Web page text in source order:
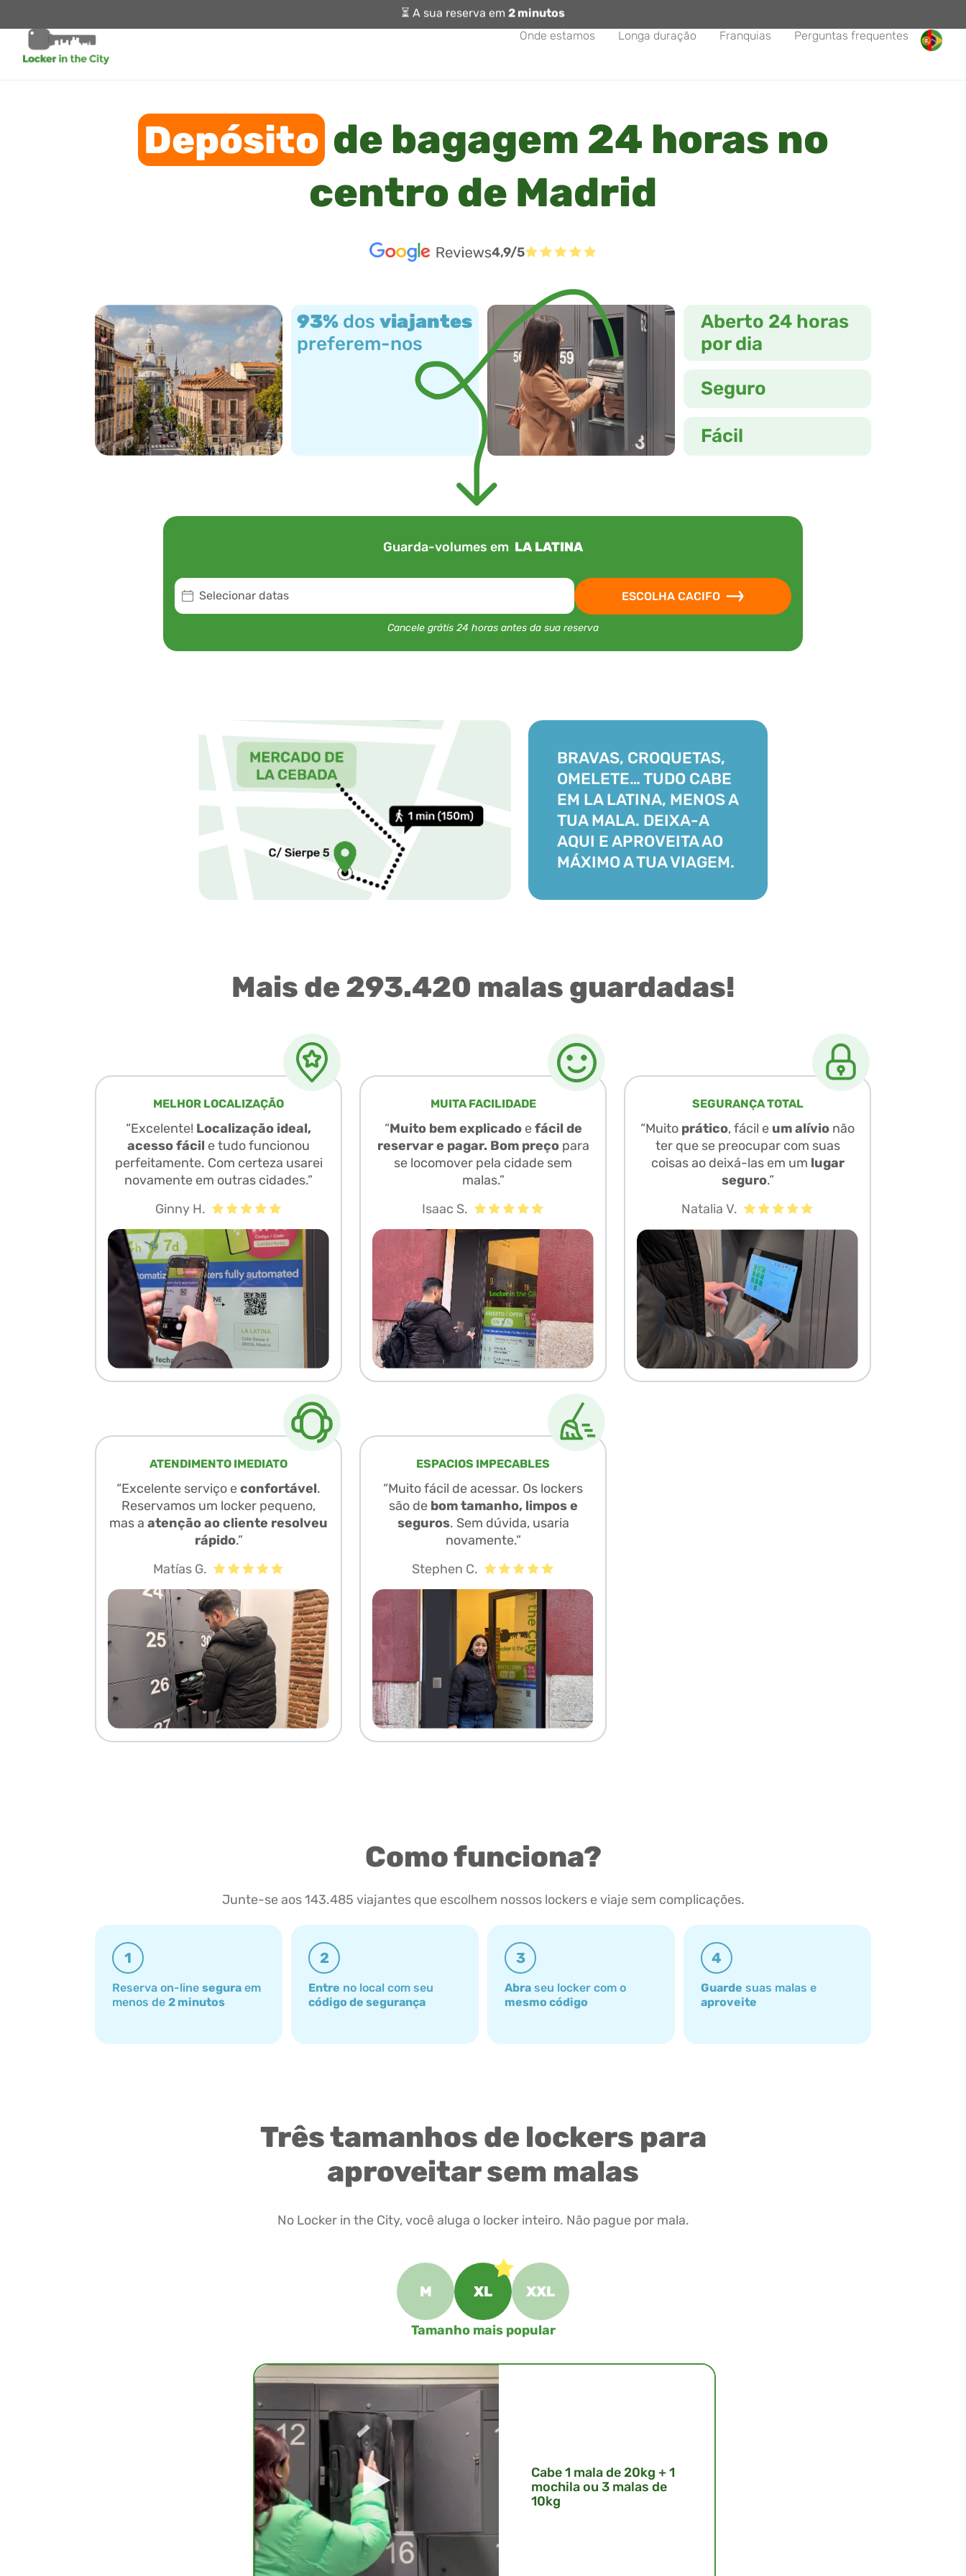
⏳ A sua reserva em 2 minutos
Onde estamos
Longa duração Franquias Perguntas frequentes
Depósitode bagagem 24 horas no
centro de Madrid
4,9/5
93% dos viajantes
preferem-nos
Seguro
Fácil
Aberto 24 horas
por dia
Guarda-volumes em LA LATINA
Selecionar datas ESCOLHA CACIFO
Cancele grátis 24 horas antes da sua reserva
BRAVAS, CROQUETAS,
OMELETE… TUDO CABE
EM LA LATINA, MENOS A
TUA MALA. DEIXA-A
AQUI E APROVEITA AO
MÁXIMO A TUA VIAGEM.
Mais de 293.420 malas guardadas!
MELHOR LOCALIZAÇÃO
“Excelente! Localização ideal,
acesso fácil e tudo funcionou
perfeitamente. Com certeza usarei
novamente em outras cidades.”
Ginny H.
MUITA FACILIDADE
“Muito bem explicadoefácil de
reservar e pagar. Bom preçopara
se locomover pela cidade sem
malas.”
Isaac S.
SEGURANÇA TOTAL
“Muito prático, fácil e um alívio não
ter que se preocupar com suas
coisas ao deixá-las em um lugar
seguro.”
Natalia V.
ATENDIMENTO IMEDIATO
“Excelente serviço econfortável.
Reservamos um locker pequeno,
mas a atenção ao cliente resolveu
rápido.”
Matías G.
ESPACIOS IMPECABLES
“Muito fácil de acessar. Os lockers
são de bom tamanho, limpos e
seguros. Sem dúvida, usaria
novamente.”
Stephen C.
Como funciona?
Junte-se aos 143.485 viajantes que escolhem nossos lockers e viaje sem complicações.
1
Reserva on-line segura em
menos de 2 minutos
2
Entre no local com seu
código de segurança
3
Abra seu locker com o
mesmo código
4
Guarde suas malas e
aproveite
Três tamanhos de lockers para
aproveitar sem malas
No Locker in the City, você aluga o locker inteiro. Não pague por mala.
M XL XXL
Tamanho mais popular
Cabe 1 mala de 20kg + 1
mochila ou 3 malas de
10kg